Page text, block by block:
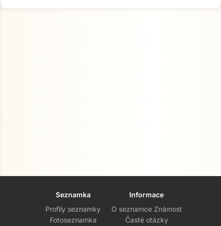
Seznamka
Profily seznamky
Fotoseznamka
Informace
O seznamce Známost
Časté otázky